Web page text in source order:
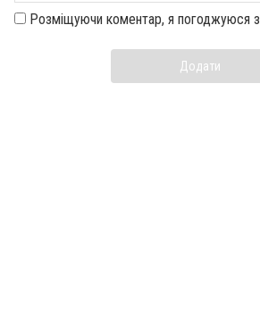
Розміщуючи коментар, я погоджуюся з
Додати